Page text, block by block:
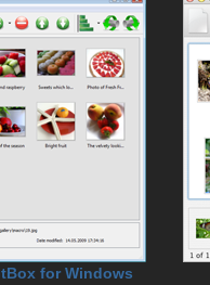
for Windows